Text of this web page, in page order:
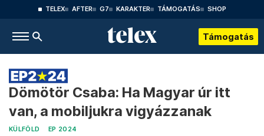
TELEX AFTER G7 KARAKTER TÁMOGATÁS SHOP
Támogatás
Dömötör Csaba: Ha Magyar úr itt
van, a mobiljukra vigyázzanak
KÜLFÖLD EP 2024